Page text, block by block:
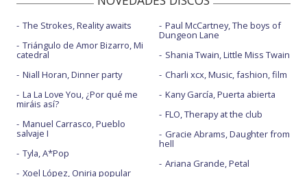
The Strokes, Reality awaits
Triángulo de Amor Bizarro, Mi
catedral
Niall Horan, Dinner party
La La Love You, ¿Por qué me
miráis así?
Manuel Carrasco, Pueblo
salvaje I
Tyla, A*Pop
Xoel López, Oniria popular
Paul McCartney, The boys of
Dungeon Lane
Shania Twain, Little Miss Twain
Charli xcx, Music, fashion, film
Kany García, Puerta abierta
FLO, Therapy at the club
Gracie Abrams, Daughter from
hell
Ariana Grande, Petal